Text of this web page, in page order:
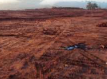
Sem legenda